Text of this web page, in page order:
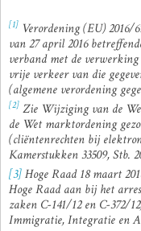
[1] Verordening (EU) 2016/
van 27 april 2016
verband met de verwerking
vrije verkeer van die
(algemene verordening
[2] Zie Wijziging van de
de Wet marktordening
(cliëntenrechten bij
Kamerstukken 33509, Stb.
[3]Hoge Raad 18 maart
Hoge Raad aan bij het
zaken C-141/12 en C-372/
Immigratie, Integratie en